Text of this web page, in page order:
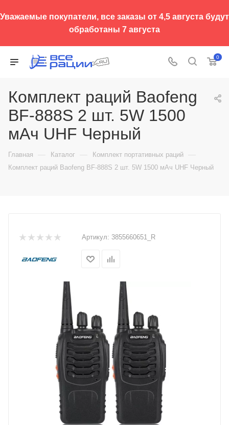
Уважаемые покупатели, все заказы от 4,5 августа будут
обработаны 7 августа
0
Комплект раций Baofeng
BF-888S 2 шт. 5W 1500
мАч UHF Черный
Главная — Каталог — Комплект портативных раций —
Комплект раций Baofeng BF-888S 2 шт. 5W 1500 мАч UHF Черный
Артикул: 3855660651_R